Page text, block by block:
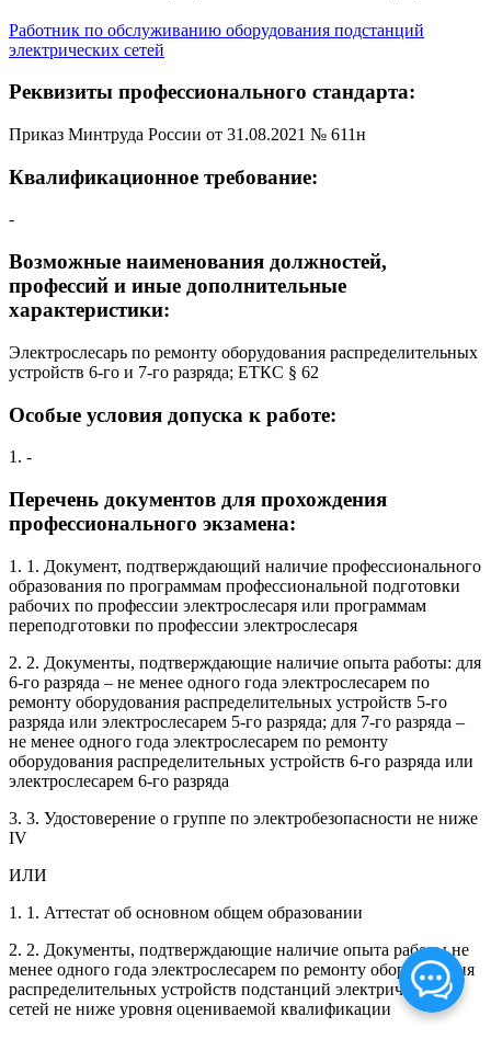
Работник по обслуживанию оборудования подстанций
электрических сетей
Реквизиты профессионального стандарта:
Приказ Минтруда России от 31.08.2021 № 611н
Квалификационное требование:
-
Возможные наименования должностей,
профессий и иные дополнительные
характеристики:
Электрослесарь по ремонту оборудования распределительных
устройств 6-го и 7-го разряда; ЕТКС § 62
Особые условия допуска к работе:
1. -
Перечень документов для прохождения
профессионального экзамена:
1. 1. Документ, подтверждающий наличие профессионального
образования по программам профессиональной подготовки
рабочих по профессии электрослесаря или программам
переподготовки по профессии электрослесаря
2. 2. Документы, подтверждающие наличие опыта работы: для
6-го разряда – не менее одного года электрослесарем по
ремонту оборудования распределительных устройств 5-го
разряда или электрослесарем 5-го разряда; для 7-го разряда –
не менее одного года электрослесарем по ремонту
оборудования распределительных устройств 6-го разряда или
электрослесарем 6-го разряда
3. 3. Удостоверение о группе по электробезопасности не ниже
IV
ИЛИ
1. 1. Аттестат об основном общем образовании
2. 2. Документы, подтверждающие наличие опыта работы не
менее одного года электрослесарем по ремонту оборудования
распределительных устройств подстанций электрических
сетей не ниже уровня оцениваемой квалификации